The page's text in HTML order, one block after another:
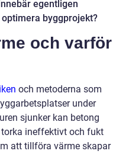
egentligen
byggprojekt?
och varför
och metoderna som
under
sjunker kan betong
ineffektivt och fukt
att tillföra värme skapar